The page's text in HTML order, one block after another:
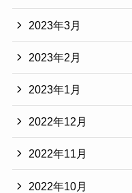
2023年3月
2023年2月
2023年1月
2022年12月
2022年11月
2022年10月